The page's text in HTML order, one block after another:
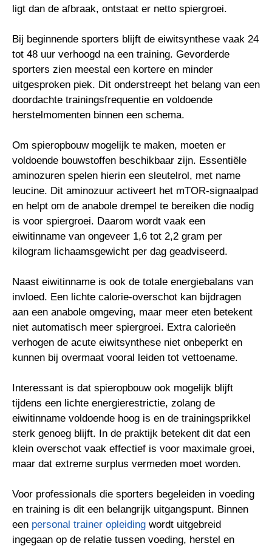
ligt dan de afbraak, ontstaat er netto spiergroei.
Bij beginnende sporters blijft de eiwitsynthese vaak 24
tot 48 uur verhoogd na een training. Gevorderde
sporters zien meestal een kortere en minder
uitgesproken piek. Dit onderstreept het belang van een
doordachte trainingsfrequentie en voldoende
herstelmomenten binnen een schema.
Om spieropbouw mogelijk te maken, moeten er
voldoende bouwstoffen beschikbaar zijn. Essentiële
aminozuren spelen hierin een sleutelrol, met name
leucine. Dit aminozuur activeert het mTOR-signaalpad
en helpt om de anabole drempel te bereiken die nodig
is voor spiergroei. Daarom wordt vaak een
eiwitinname van ongeveer 1,6 tot 2,2 gram per
kilogram lichaamsgewicht per dag geadviseerd.
Naast eiwitinname is ook de totale energiebalans van
invloed. Een lichte calorie-overschot kan bijdragen
aan een anabole omgeving, maar meer eten betekent
niet automatisch meer spiergroei. Extra calorieën
verhogen de acute eiwitsynthese niet onbeperkt en
kunnen bij overmaat vooral leiden tot vettoename.
Interessant is dat spieropbouw ook mogelijk blijft
tijdens een lichte energierestrictie, zolang de
eiwitinname voldoende hoog is en de trainingsprikkel
sterk genoeg blijft. In de praktijk betekent dit dat een
klein overschot vaak effectief is voor maximale groei,
maar dat extreme surplus vermeden moet worden.
Voor professionals die sporters begeleiden in voeding
en training is dit een belangrijk uitgangspunt. Binnen
een personal trainer opleiding wordt uitgebreid
ingegaan op de relatie tussen voeding, herstel en